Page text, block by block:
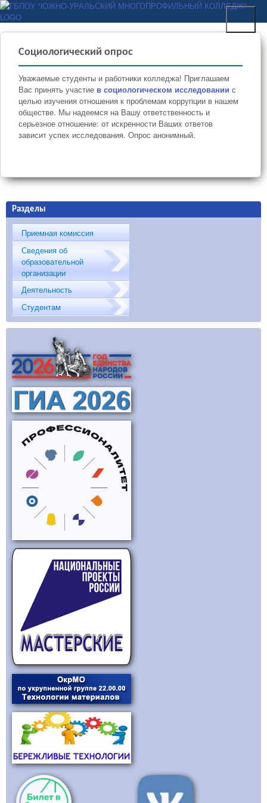
Перейти к основному
содержанию
ГБПОУ "ЮЖНО-
УРАЛЬСКИЙ
МНОГОПРОФИЛЬНЫЙ
КОЛЛЕДЖ"
Социологический опрос
Уважаемые студенты и работники колледжа! Приглашаем
Вас принять участие в социологическом исследовании с
целью изучения отношения к проблемам коррупции в нашем
обществе. Мы надеемся на Вашу ответственность и
серьезное отношение: от искренности Ваших ответов
зависит успех исследования. Опрос анонимный.
Разделы
Приемная комиссия
Сведения об
образовательной
организации
Деятельность
Студентам